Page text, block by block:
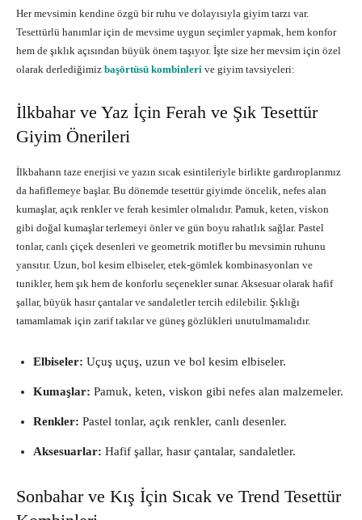
Her mevsimin kendine özgü bir ruhu ve dolayısıyla giyim tarzı var.
Tesettürlü hanımlar için de mevsime uygun seçimler yapmak, hem konfor
hem de şıklık açısından büyük önem taşıyor. İşte size her mevsim için özel
olarak derlediğimiz başörtüsü kombinleri ve giyim tavsiyeleri:
İlkbahar ve Yaz İçin Ferah ve Şık Tesettür
Giyim Önerileri
İlkbaharın taze enerjisi ve yazın sıcak esintileriyle birlikte gardıroplarımız
da hafiflemeye başlar. Bu dönemde tesettür giyimde öncelik, nefes alan
kumaşlar, açık renkler ve ferah kesimler olmalıdır. Pamuk, keten, viskon
gibi doğal kumaşlar terlemeyi önler ve gün boyu rahatlık sağlar. Pastel
tonlar, canlı çiçek desenleri ve geometrik motifler bu mevsimin ruhunu
yansıtır. Uzun, bol kesim elbiseler, etek-gömlek kombinasyonları ve
tunikler, hem şık hem de konforlu seçenekler sunar. Aksesuar olarak hafif
şallar, büyük hasır çantalar ve sandaletler tercih edilebilir. Şıklığı
tamamlamak için zarif takılar ve güneş gözlükleri unutulmamalıdır.
Elbiseler: Uçuş uçuş, uzun ve bol kesim elbiseler.
Kumaşlar: Pamuk, keten, viskon gibi nefes alan malzemeler.
Renkler: Pastel tonlar, açık renkler, canlı desenler.
Aksesuarlar: Hafif şallar, hasır çantalar, sandaletler.
Sonbahar ve Kış İçin Sıcak ve Trend Tesettür